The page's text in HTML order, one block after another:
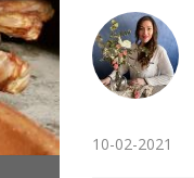
10-02-2021